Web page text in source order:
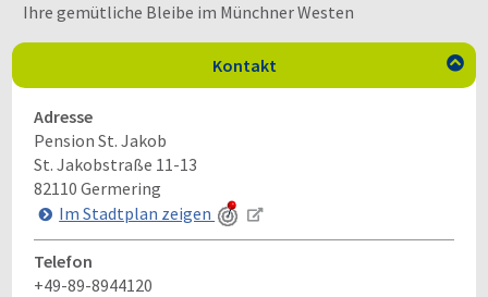
Ihre gemütliche Bleibe im Münchner Westen
Kontakt 
Adresse
Pension St. Jakob
St. Jakobstraße 11-13
82110 Germering
Im Stadtplan zeigen
Telefon
+49-89-8944120